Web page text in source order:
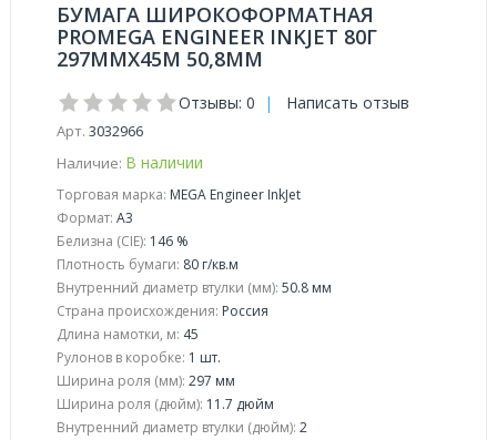
БУМАГА ШИРОКОФОРМАТНАЯ
PROMEGA ENGINEER INKJET 80Г
297ММХ45М 50,8ММ
Отзывы: 0 | Написать отзыв
Арт. 3032966
Наличие: В наличии
Торговая марка: MEGA Engineer InkJet
Формат: А3
Белизна (CIE): 146 %
Плотность бумаги: 80 г/кв.м
Внутренний диаметр втулки (мм): 50.8 мм
Страна происхождения: Россия
Длина намотки, м: 45
Рулонов в коробке: 1 шт.
Ширина роля (мм): 297 мм
Ширина роля (дюйм): 11.7 дюйм
Внутренний диаметр втулки (дюйм): 2